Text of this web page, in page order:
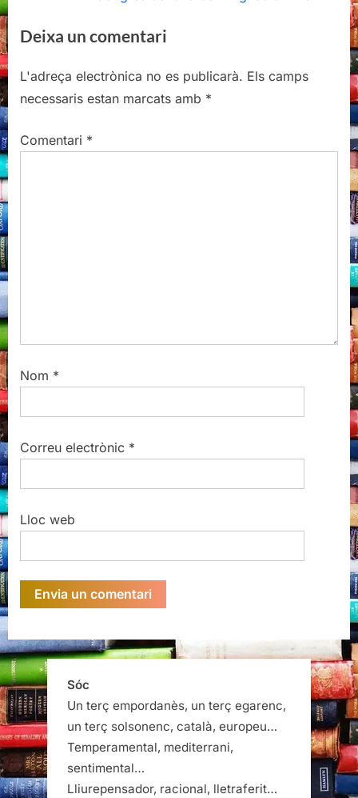
d'entrades
v
o
u
P
x
P
o
t
Deixa un comentari
L'adreça electrònica no es publicarà. Els camps
necessaris estan marcats amb *
Comentari *
Nom *
Correu electrònic *
Lloc web
Sóc
Un terç empordanès, un terç egarenc,
un terç solsonenc, català, europeu…
Temperamental, mediterrani,
sentimental…
Lliurepensador, racional, lletraferit…